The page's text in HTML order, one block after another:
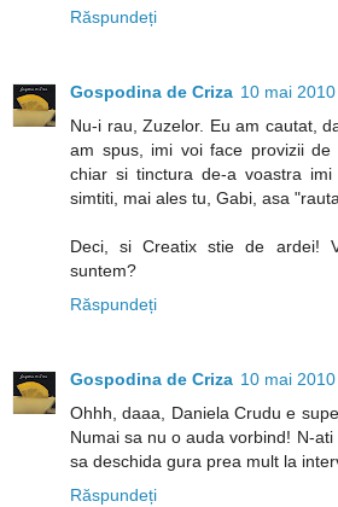
Răspundeți
Gospodina de Criza 10 mai
Nu-i rau, Zuzelor. Eu am cautat,
am spus, imi voi face provizii de
chiar si tinctura de-a voastra
simtiti, mai ales tu, Gabi, asa
Deci, si Creatix stie de ardei!
suntem?
Răspundeți
Gospodina de Criza 10 mai
Ohhh, daaa, Daniela Crudu e
Numai sa nu o auda vorbind! N-
sa deschida gura prea mult la
Răspundeți